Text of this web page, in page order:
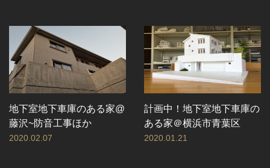
地下室地下車庫のある家@
藤沢~防音工事ほか
2020.02.07
計画中！地下室地下車庫の
ある家＠横浜市青葉区
2020.01.21